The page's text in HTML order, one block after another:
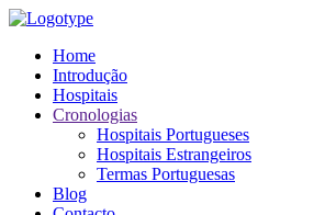
Home
Introdução
Hospitais
Cronologias
Hospitais Portugueses
Hospitais Estrangeiros
Termas Portuguesas
Blog